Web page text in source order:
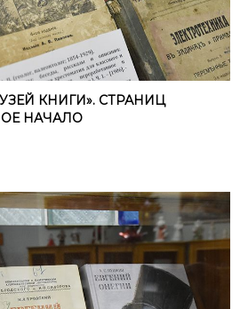
КНИГИ». СТРАНИЦ
НАЧАЛО